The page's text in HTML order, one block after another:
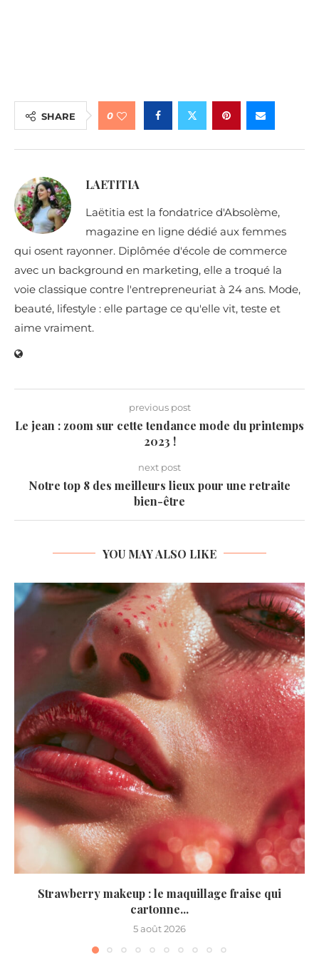
SHARE 0
LAETITIA
Laëtitia est la fondatrice d'Absolème,
magazine en ligne dédié aux femmes
qui osent rayonner. Diplômée d'école de commerce
avec un background en marketing, elle a troqué la
voie classique contre l'entrepreneuriat à 24 ans. Mode,
beauté, lifestyle : elle partage ce qu'elle vit, teste et
aime vraiment.
previous post
Le jean : zoom sur cette tendance mode du printemps
2023 !
next post
Notre top 8 des meilleurs lieux pour une retraite
bien-être
YOU MAY ALSO LIKE
Strawberry makeup : le maquillage fraise qui
cartonne...
5 août 2026